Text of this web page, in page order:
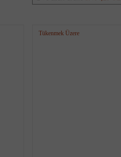
Tükenmek Üzere